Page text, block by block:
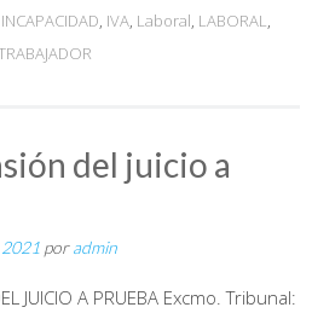
INCAPACIDAD, IVA, Laboral, LABORAL,
del juicio a
2021 poradmin
JUICIO A PRUEBA Excmo. Tribunal: